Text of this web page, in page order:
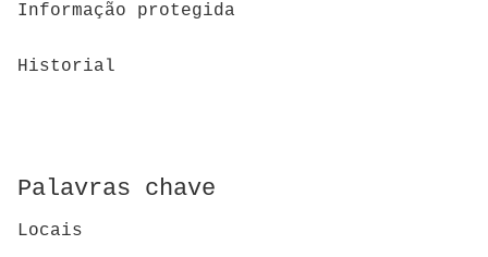
Informação protegida
Historial
Palavras chave
Locais